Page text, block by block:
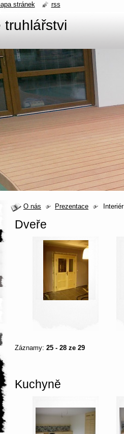
truhlářstvi
O nás Prezentace Interiér
Dveře
Záznamy: 25 - 28 ze 29
Kuchyně
stránek
rss